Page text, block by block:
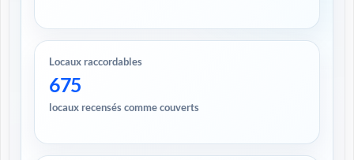
Locaux raccordables
675
locaux recensés comme couverts